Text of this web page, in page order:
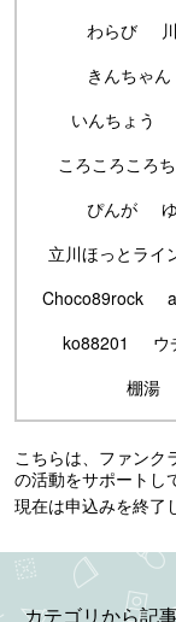
わらび
きんちゃん
いんちょう
ころころころ
ぴんが
立川ほっとライ
Choco89rock
ko88201
ウ
棚湯
こちらは、ファンク
の活動をサポートし
現在は申込みを終了
カテゴリから記